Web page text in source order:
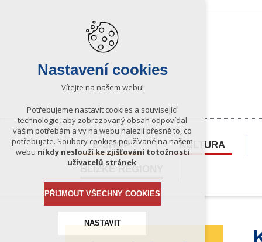
E-SHOP KULTURA
BLÍZKÉ REGIONY
Nastavení cookies
Vítejte na našem webu!
Potřebujeme nastavit cookies a související
technologie, aby zobrazovaný obsah odpovídal
vašim potřebám a vy na webu nalezli přesně to, co
potřebujete. Soubory cookies používané na našem
webu nikdy neslouží ke zjišťování totožnosti
uživatelů stránek.
PŘIJMOUT VŠECHNY COOKIES
NASTAVIT